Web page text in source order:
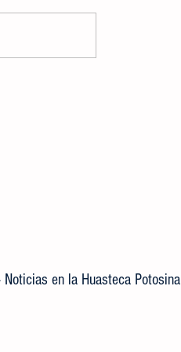
Noticias en la Huasteca Potosina